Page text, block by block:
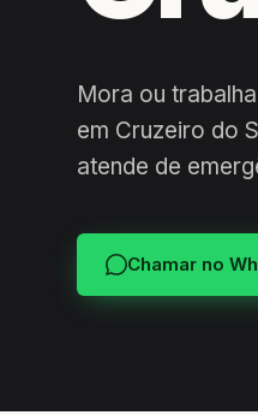
Mora ou
em Cruzeiro do
atende de
Chamar no